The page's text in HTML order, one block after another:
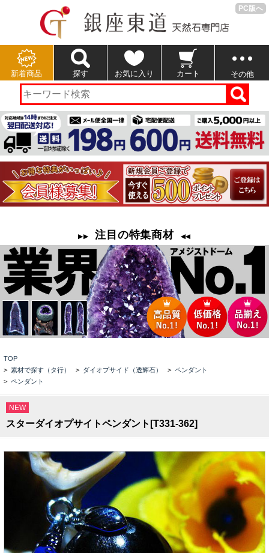
PC版へ
新着商品 探す お気に入り カート その他
TOP
> 素材で探す（タ行） > ダイオプサイド（透輝石） > ペンダント
> ペンダント
NEW
スターダイオプサイトペンダント[T331-362]